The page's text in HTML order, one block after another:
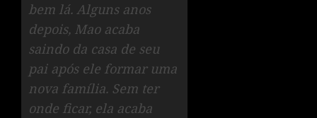
bem lá. Alguns anos
depois, Mao acaba
saindo da casa de seu
pai após ele formar uma
nova família. Sem ter
onde ficar, ela acaba